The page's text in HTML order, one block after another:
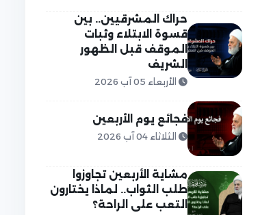
حراك المشرقيين.. بين
قسوة الابتلاء وثبات
الموقف قبل الظهور
الشريف
الأربعاء 05 آب 2026
فجائع يوم الأربعين
الثلاثاء 04 آب 2026
مشاية الأربعين تجاوزوا
طلب الثواب.. لماذا يختارون
التعب على الراحة؟